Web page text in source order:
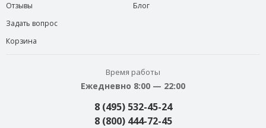
Отзывы
Задать вопрос
Корзина
Блог
Время работы
Ежедневно 8:00 — 22:00
8 (495) 532-45-24
8 (800) 444-72-45